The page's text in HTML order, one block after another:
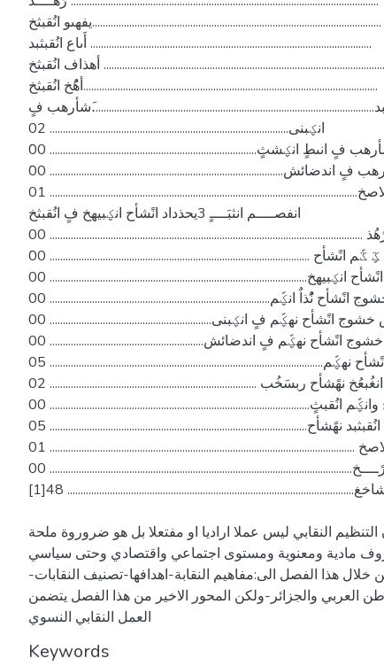
يفهىو انُقبثخ.............................................................................................................
أَىاع انُقبثبد ..........................................................................................................
أهذاف انُقبثخ ...........................................................................................................
أهًُخ انُقبثخ...............................................................................................................
فٍ
انؼبنى.......................................................................................... 02
انخلاصخ.................................................................................................................... 01
انفصــــم انثبَــــٍ 3يحذداد انًشأح انؼبيهخ فٍ انُقبثخ
رًهُذ ...................................................................................................................... 00
رؼشَف انًشأح انؼبيهخ................................................................................................. 00
رطىس خشوج انًشأح نًُذاٌ انؼًم................................................................................... 00
رطىس خشوج انًشأح نهؼًم فٍ انؼبنى............................................................. 00
رطىس خشوج انًشأح نهؼًم فٍ اندضائش.......................................................... 00
دوافغ انًشأح نهؼًم....................................................................................................... 05
انًشبسكخ انغُبعُخ نهًشأح ربسَخُب .............................................................................. 02
انًشأح وانؼًم انُقبثٍ.................................................................................................. 00
أهًُخ انُقبثبد نهًشأح................................................................................................. 05
انخلاصخ ................................................................................................................... 01
انخبرًــــخ.................................................................................................................. 00
قبئًخ انًشاخغ............................................................................................................ 48[1]
النقابي ليس عملا اراديا او مفتعلا بل هو ضروروة ملحة
مادية ومعنوية ومستوى اجتماعي واقتصادي وحتى سياسي
هذا الفصل الى:مفاهيم النقابة-اهدافها-تصنيف النقابات-
العربي والجزائر-ولكن المحور الاخير من هذا الفصل يتضمن
العمل النقابي النسوي
Keywords